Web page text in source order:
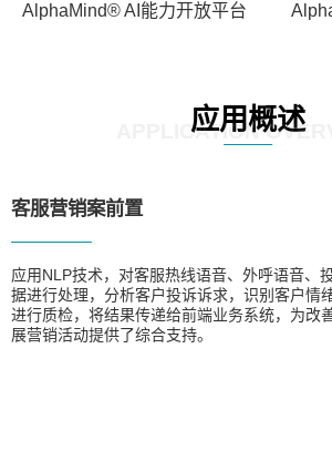
AlphaMind® AI能力开放平台
应用概述
APPLICATION
客服营销案前置
应用NLP技术，对客服热线语音、外呼语音、
据进行处理，分析客户投诉诉求，识别客户情
进行质检，将结果传递给前端业务系统，为改
展营销活动提供了综合支持。